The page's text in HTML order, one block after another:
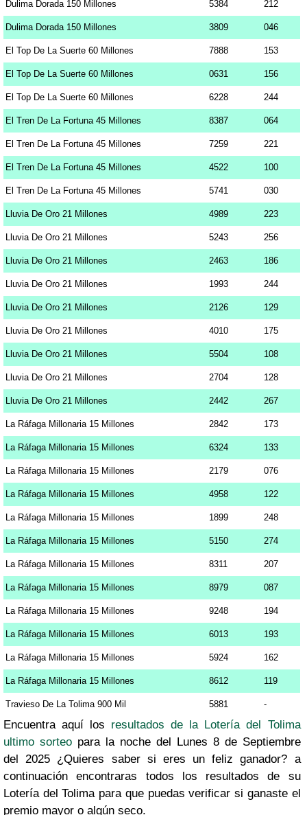
Dulima Dorada 150 Millones 5384 212
Dulima Dorada 150 Millones 3809 046
El Top De La Suerte 60 Millones 7888 153
El Top De La Suerte 60 Millones 0631 156
El Top De La Suerte 60 Millones 6228 244
El Tren De La Fortuna 45 Millones 8387 064
El Tren De La Fortuna 45 Millones 7259 221
El Tren De La Fortuna 45 Millones 4522 100
El Tren De La Fortuna 45 Millones 5741 030
Lluvia De Oro 21 Millones 4989 223
Lluvia De Oro 21 Millones 5243 256
Lluvia De Oro 21 Millones 2463 186
Lluvia De Oro 21 Millones 1993 244
Lluvia De Oro 21 Millones 2126 129
Lluvia De Oro 21 Millones 4010 175
Lluvia De Oro 21 Millones 5504 108
Lluvia De Oro 21 Millones 2704 128
Lluvia De Oro 21 Millones 2442 267
La Ráfaga Millonaria 15 Millones 2842 173
La Ráfaga Millonaria 15 Millones 6324 133
La Ráfaga Millonaria 15 Millones 2179 076
La Ráfaga Millonaria 15 Millones 4958 122
La Ráfaga Millonaria 15 Millones 1899 248
La Ráfaga Millonaria 15 Millones 5150 274
La Ráfaga Millonaria 15 Millones 8311 207
La Ráfaga Millonaria 15 Millones 8979 087
La Ráfaga Millonaria 15 Millones 9248 194
La Ráfaga Millonaria 15 Millones 6013 193
La Ráfaga Millonaria 15 Millones 5924 162
La Ráfaga Millonaria 15 Millones 8612 119
Travieso De La Tolima 900 Mil 5881 -
Encuentra aquí los resultados de la Lotería del Tolima
ultimo sorteopara la noche del Lunes 8 de Septiembre
del 2025 ¿Quieres saber si eres un feliz ganador? a
continuación encontraras todos los resultados de su
Lotería del Tolima para que puedas verificar si ganaste el
premio mayor o algún seco.